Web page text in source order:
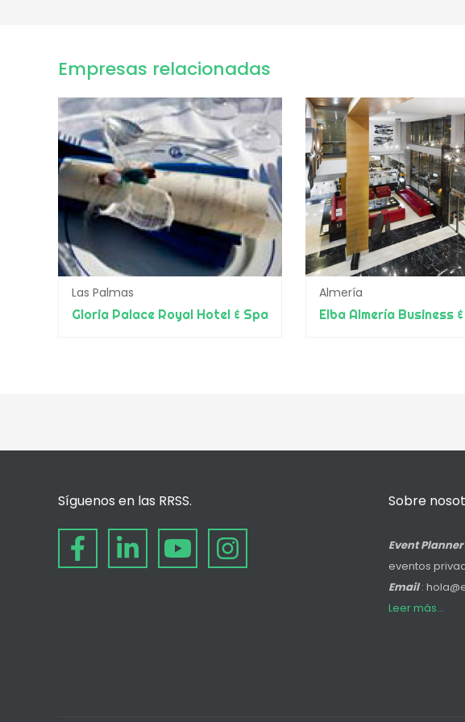
Empresas relacionadas
Las Palmas
Gloria Palace Royal Hotel & Spa
Almería
Síguenos en las RRSS. Sobre
Event
eventos
Email:
Leer más...